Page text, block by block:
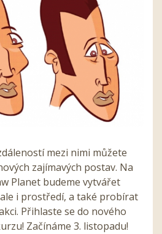
mezi nimi můžete
zajímavých postav. Na
Planet budeme vytvářet
i prostředí, a také probírat
Přihlaste se do nového
Začínáme 3. listopadu!